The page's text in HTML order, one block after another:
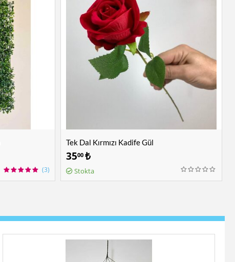
(3)
Tek Dal Kırmızı Kadife Gül
3500 ₺
Stokta